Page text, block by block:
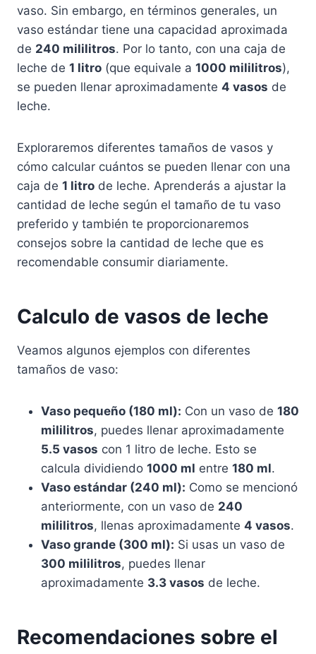
vaso. Sin embargo, en términos generales, un
vaso estándar tiene una capacidad aproximada
de 240 mililitros. Por lo tanto, con una caja de
leche de 1 litro (que equivale a 1000 mililitros),
se pueden llenar aproximadamente 4 vasos de
leche.
Exploraremos diferentes tamaños de vasos y
cómo calcular cuántos se pueden llenar con una
caja de 1 litro de leche. Aprenderás a ajustar la
cantidad de leche según el tamaño de tu vaso
preferido y también te proporcionaremos
consejos sobre la cantidad de leche que es
recomendable consumir diariamente.
Calculo de vasos de leche
Veamos algunos ejemplos con diferentes
tamaños de vaso:
Vaso pequeño (180 ml): Con un vaso de 180
mililitros, puedes llenar aproximadamente
5.5 vasos con 1 litro de leche. Esto se
calcula dividiendo 1000 ml entre 180 ml.
Vaso estándar (240 ml): Como se mencionó
anteriormente, con un vaso de 240
mililitros, llenas aproximadamente 4 vasos.
Vaso grande (300 ml): Si usas un vaso de
300 mililitros, puedes llenar
aproximadamente 3.3 vasos de leche.
Recomendaciones sobre el